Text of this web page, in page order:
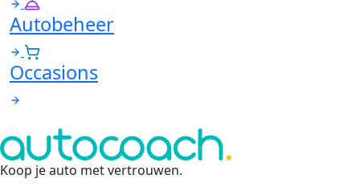
Autobeheer
Occasions
Koop je auto met vertrouwen.